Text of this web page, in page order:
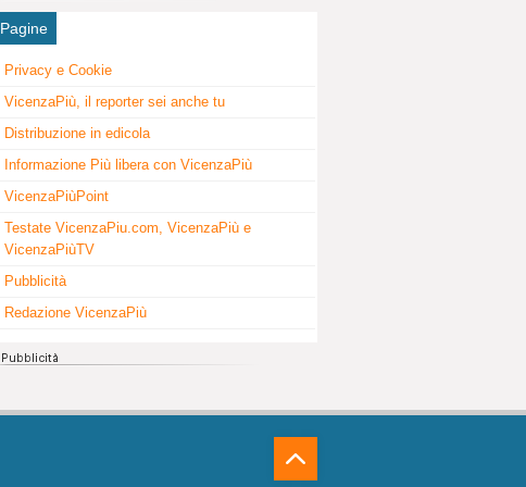
Pagine
Privacy e Cookie
VicenzaPiù, il reporter sei anche tu
Distribuzione in edicola
Informazione Più libera con VicenzaPiù
VicenzaPiùPoint
Testate VicenzaPiu.com, VicenzaPiù e
VicenzaPiùTV
Pubblicità
Redazione VicenzaPiù